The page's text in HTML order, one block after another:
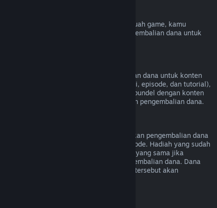
Jika kamu pernah di-ban oleh VAC di sebuah game, kamu
kehilangan hak untuk mendapatkan pengembalian dana untuk
Kami tidak bisa memberikan pengembalian dana untuk konten
video di Steam (cth. film, film pendek, seri, episode, dan tutorial),
kecuali video tersebut terdapat di dalam bundel dengan konten
lainnya (bukan video) yang bisa dilakukan pengembalian dana.
Hadiah yang tidak ditukarkan bisa diberikan pengembalian dana
mengikuti persyaratan 14 hari/2 jam periode. Hadiah yang sudah
ditukar bisa dikembalikan dengan aturan yang sama jika
penerima hadiah yang menginisiasi pengembalian dana. Dana
yang digunakan untuk pembelian hadiah tersebut akan